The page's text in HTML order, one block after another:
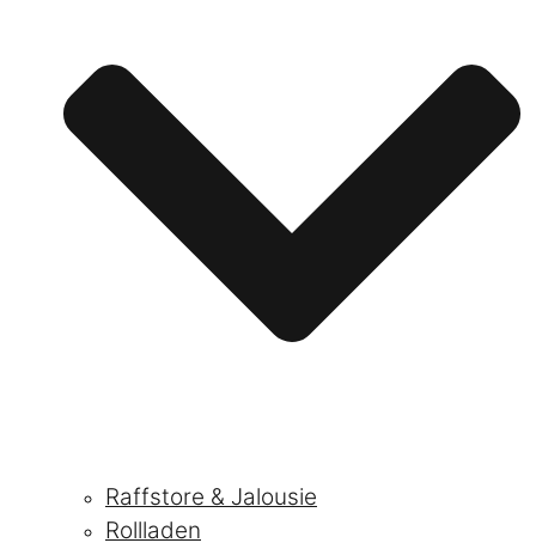
Raffstore & Jalousie
Rollladen